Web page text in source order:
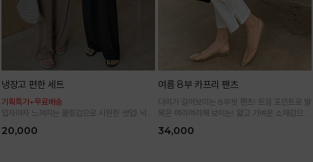
냉장고 편한 세트
기획특가+무료배송
입자마자 느껴지는 쿨링감으로 시원한 셋업! 넉넉
20,000
여름 8부 카프리 팬츠
다리가 길어보이는 8부핏 팬츠! 트임 포인트로 발
목은 여리여리해 보이는! 얇고 가벼운 소재감으로
*블랙·주문폭주로 인한 입고지연·순차발송 진행중
34,000